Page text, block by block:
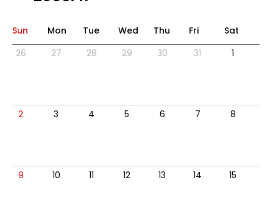
Sun Mon Tue Wed Thu Fri
Sat
26
27 28 29 30 31 1
2 3 4 5 6 7 8
9 10 11 12 13 14 15